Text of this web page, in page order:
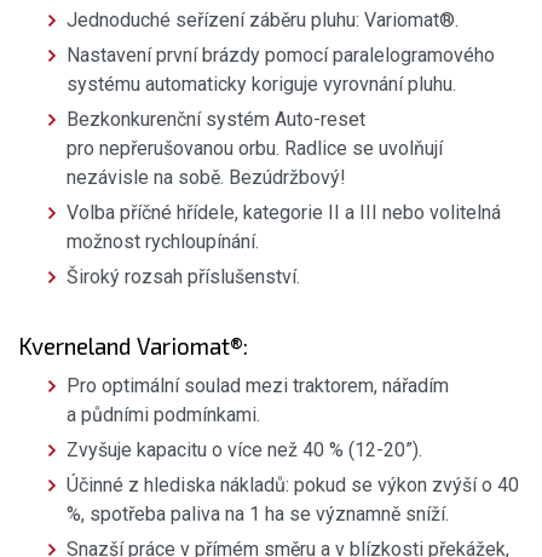
Jednoduché seřízení záběru pluhu: Variomat®.
Nastavení první brázdy pomocí paralelogramového
systému automaticky koriguje vyrovnání pluhu.
Bezkonkurenční systém Auto-reset
pro nepřerušovanou orbu. Radlice se uvolňují
nezávisle na sobě. Bezúdržbový!
Volba příčné hřídele, kategorie II a III nebo volitelná
možnost rychloupínání.
Široký rozsah příslušenství.
Kverneland Variomat®:
Pro optimální soulad mezi traktorem, nářadím
a půdními podmínkami.
Zvyšuje kapacitu o více než 40 % (12-20”).
Účinné z hlediska nákladů: pokud se výkon zvýší o 40
%, spotřeba paliva na 1 ha se významně sníží.
Snazší práce v přímém směru a v blízkosti překážek,